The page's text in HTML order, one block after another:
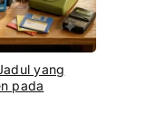
yang
pada